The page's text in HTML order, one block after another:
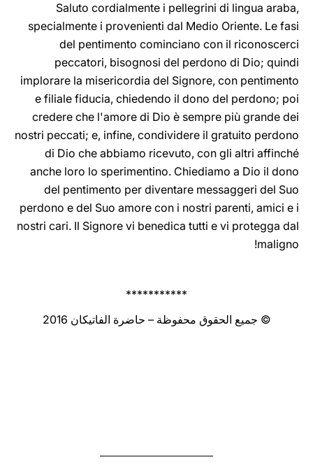
Saluto cordialmente i pellegrini di lingua araba,
specialmente i provenienti dal Medio Oriente. Le fasi
del pentimento cominciano con il riconoscerci
peccatori, bisognosi del perdono di Dio; quindi
implorare la misericordia del Signore, con pentimento
e filiale fiducia, chiedendo il dono del perdono; poi
credere che l'amore di Dio è sempre più grande dei
nostri peccati; e, infine, condividere il gratuito perdono
di Dio che abbiamo ricevuto, con gli altri affinché
anche loro lo sperimentino. Chiediamo a Dio il dono
del pentimento per diventare messaggeri del Suo
perdono e del Suo amore con i nostri parenti, amici e i
nostri cari. Il Signore vi benedica tutti e vi protegga dal
maligno!
***********
© جميع الحقوق محفوظة – حاضرة الفاتيكان 2016